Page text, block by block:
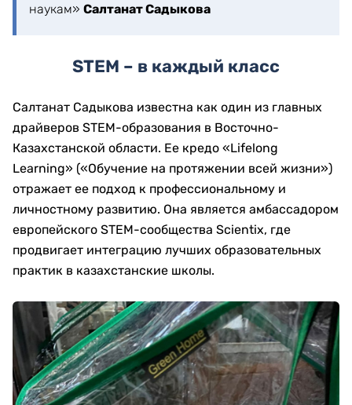
наукам» Салтанат Садыкова
STEM – в каждый класс
Салтанат Садыкова известна как один из главных
драйверов STEM-образования в Восточно-
Казахстанской области. Ее кредо «Lifelong
Learning» («Обучение на протяжении всей жизни»)
отражает ее подход к профессиональному и
личностному развитию. Она является амбассадором
европейского STEM-сообщества Scientix, где
продвигает интеграцию лучших образовательных
практик в казахстанские школы.